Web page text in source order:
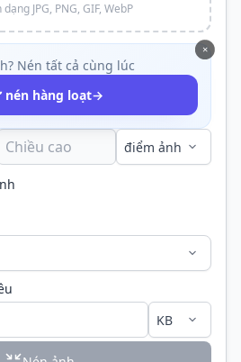
JPG, PNG, GIF, WebP
×
Nén tất cả cùng lúc
nén hàng loạt→